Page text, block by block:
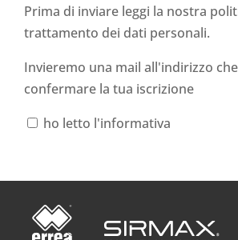
Prima di inviare leggi la nostra
trattamento dei dati personali.
Invieremo una mail all'indirizzo
confermare la tua iscrizione
ho letto l'informativa